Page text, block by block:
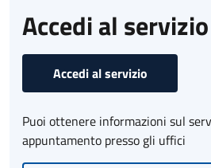
Accedi al servizio
Accedi al servizio
Puoi ottenere informazioni sul
appuntamento presso gli uffici